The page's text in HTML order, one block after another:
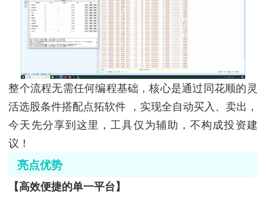
整个流程无需任何编程基础，核心是通过同花顺的灵
活选股条件搭配点拓软件 ，实现全自动买入、卖出，
今天先分享到这里，工具仅为辅助，不构成投资建
议！
亮点优势
【高效便捷的单一平台】